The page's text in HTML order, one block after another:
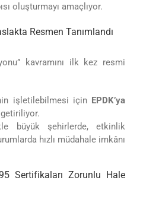
oluşturmayı amaçlıyor.
Resmen Tanımlandı
kavramını ilk kez resmi
işletilebilmesi için EPDK’ya
büyük şehirlerde, etkinlik
hızlı müdahale imkânı
Sertifikaları Zorunlu Hale